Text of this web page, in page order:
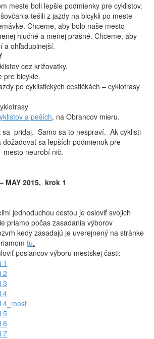
meste boli lepšie podmienky pre cyklistov.
tešili z jazdy na bicykli po meste
Chceme, aby bolo naše mesto
hlučné a menej prašné. Chceme, aby
a ohľaduplnejší.
cez križovatky.
pre bicykle.
po cyklistických cestičkách – cyklotrasy
a peších, na Obrancov mieru.
sa pridaj. Samo sa to nespraví. Ak cyklisti
sa lepších podmienok pre
neurobí nič.
MAY 2015, krok 1
jednoduchou cestou je osloviť svojich
priamo počas zasadania výborov
kedy zasadajú je uverejnený na stránke
tu.
poslancov výboru mestskej časti:
1
2
3
4
4_most
5
6
7